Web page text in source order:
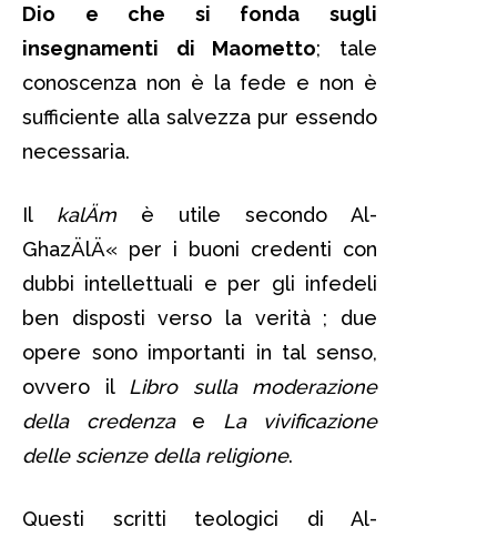
Dio e che si fonda sugli
insegnamenti di Maometto; tale
conoscenza non è la fede e non è
sufficiente alla salvezza pur essendo
necessaria.
Il kalÄm è utile secondo Al-
GhazÄlÄ« per i buoni credenti con
dubbi intellettuali e per gli infedeli
ben disposti verso la verità ; due
opere sono importanti in tal senso,
ovvero il Libro sulla moderazione
della credenzae La vivificazione
delle scienze della religione.
Questi scritti teologici di Al-